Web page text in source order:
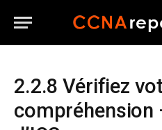
2.2.8 Vérifiez
compréhension